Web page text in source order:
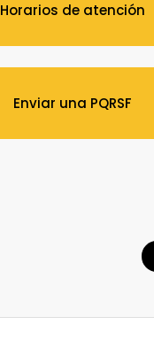
Horarios de atención
Enviar una PQRSF